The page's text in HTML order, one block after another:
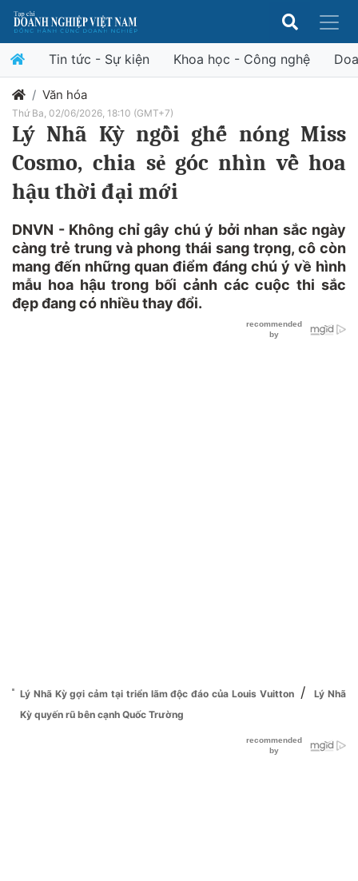
Tin tức - Sự kiện Khoa học - Công nghệ
Văn hóa
Thứ Ba, 02/06/2026, 18:10 (GMT+7)
Lý Nhã Kỳ ngồi ghế nóng Miss
Cosmo, chia sẻ góc nhìn về hoa
hậu thời đại mới
DNVN - Không chỉ gây chú ý bởi nhan sắc ngày
càng trẻ trung và phong thái sang trọng, cô còn
mang đến những quan điểm đáng chú ý về hình
mẫu hoa hậu trong bối cảnh các cuộc thi sắc
đẹp đang có nhiều thay đổi.
Lý Nhã Kỳ gợi cảm tại triển lãm độc đáo của Louis Vuitton /
Lý Nhã
Kỳ quyến rũ bên cạnh Quốc Trường